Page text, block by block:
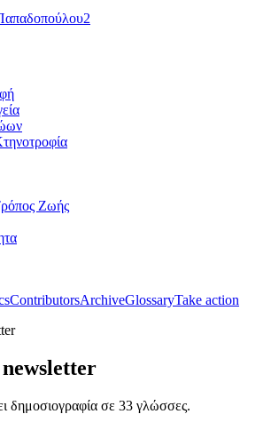
2
Ζωής
ContributorsArchiveGlossaryTake action
newsletter
δημοσιογραφία σε 33 γλώσσες.